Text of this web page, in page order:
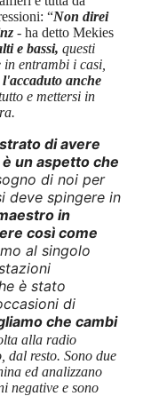
“Non direi
- ha detto Mekies
e bassi, questi
entrambi i casi,
anche
e mettersi in
di avere
un aspetto che
di noi per
deve spingere in
in
così come
al singolo
è stato
di
che cambi
alla radio
dal resto. Sono due
ed analizzano
negative e sono